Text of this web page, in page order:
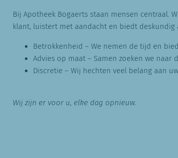
Bij Apotheek Bogaerts staan mensen centraal.
klant, luistert met aandacht en biedt deskundig
Betrokkenheid – We nemen de tijd en
Advies op maat – Samen zoeken we
Discretie – Wij hechten veel belang aan
Wij zijn er voor u, elke dag opnieuw.